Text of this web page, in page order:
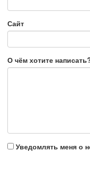
Сайт
О чём хотите
Уведомлять меня о